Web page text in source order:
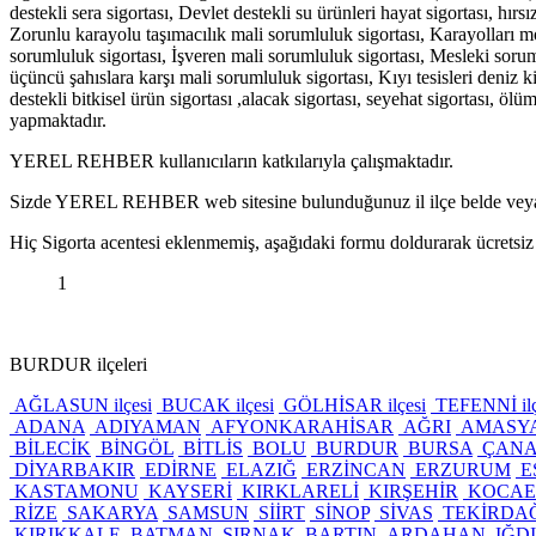
destekli sera sigortası, Devlet destekli su ürünleri hayat sigortası,
Zorunlu karayolu taşımacılık mali sorumluluk sigortası,
sorumluluk sigortası, İşveren mali sorumluluk sigortası, Mesleki
üçüncü şahıslara karşı mali sorumluluk sigortası, Kıyı tesisleri
destekli bitkisel ürün sigortası ,alacak sigortası, seyehat sigortası,
yapmaktadır.
YEREL REHBER kullanıcıların katkılarıyla çalışmaktadır.
Sizde YEREL REHBER web sitesine bulunduğunuz il ilçe belde
Hiç Sigorta acentesi eklenmemiş, aşağıdaki formu doldurarak
1
BURDUR ilçeleri
AĞLASUN ilçesi BUCAK ilçesi GÖLHİSAR ilçesi TEFENNİ
ADANA ADIYAMAN AFYONKARAHİSAR AĞRI
BİLECİK BİNGÖL BİTLİS BOLU BURDUR BURSA
DİYARBAKIR EDİRNE ELAZIĞ ERZİNCAN ERZURUM
KASTAMONU KAYSERİ KIRKLARELİ KIRŞEHİR
RİZE SAKARYA SAMSUN SİİRT SİNOP SİVAS